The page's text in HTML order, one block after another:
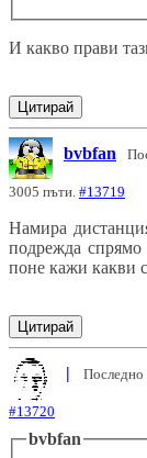
И какво прави
Цитирай
bvbfan
3005 пъти. #13719
Намира
подрежда спрямо
поне кажи какви
Цитирай
|
#13720
bvbfan